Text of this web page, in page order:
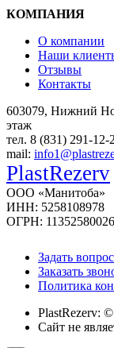
КОМПАНИЯ
О компании
Наши
Отзывы
Контакты
603079, Нижний
этаж
тел. 8 (831) 291-12-
mail:
PlastRezerv
ООО «Манитоба»
ИНН: 5258108978
ОГРН:
Задать вопрос
Заказать
Политика
PlastRezerv:
Cайт не